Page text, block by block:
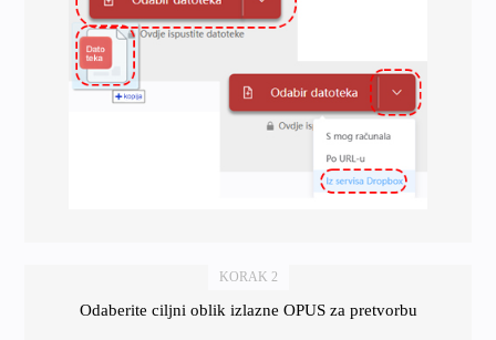
KORAK 2
Odaberite ciljni oblik izlazne OPUS za pretvorbu